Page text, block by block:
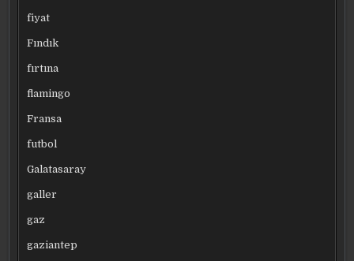
fiyat
Fındık
fırtına
flamingo
Fransa
futbol
Galatasaray
galler
gaz
gaziantep